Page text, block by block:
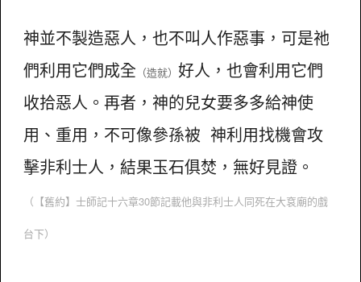
神並不製造惡人，也不叫人作惡事，可是祂
們利用它們成全 （造就）好人，也會利用它們
收拾惡人。再者，神的兒女要多多給神使
用、重用，不可像參孫被 神利用找機會攻
擊非利士人，結果玉石俱焚，無好見證。
（【舊約】士師記十六章30節記載他與非利士人同死在大袞廟的戲
台下）